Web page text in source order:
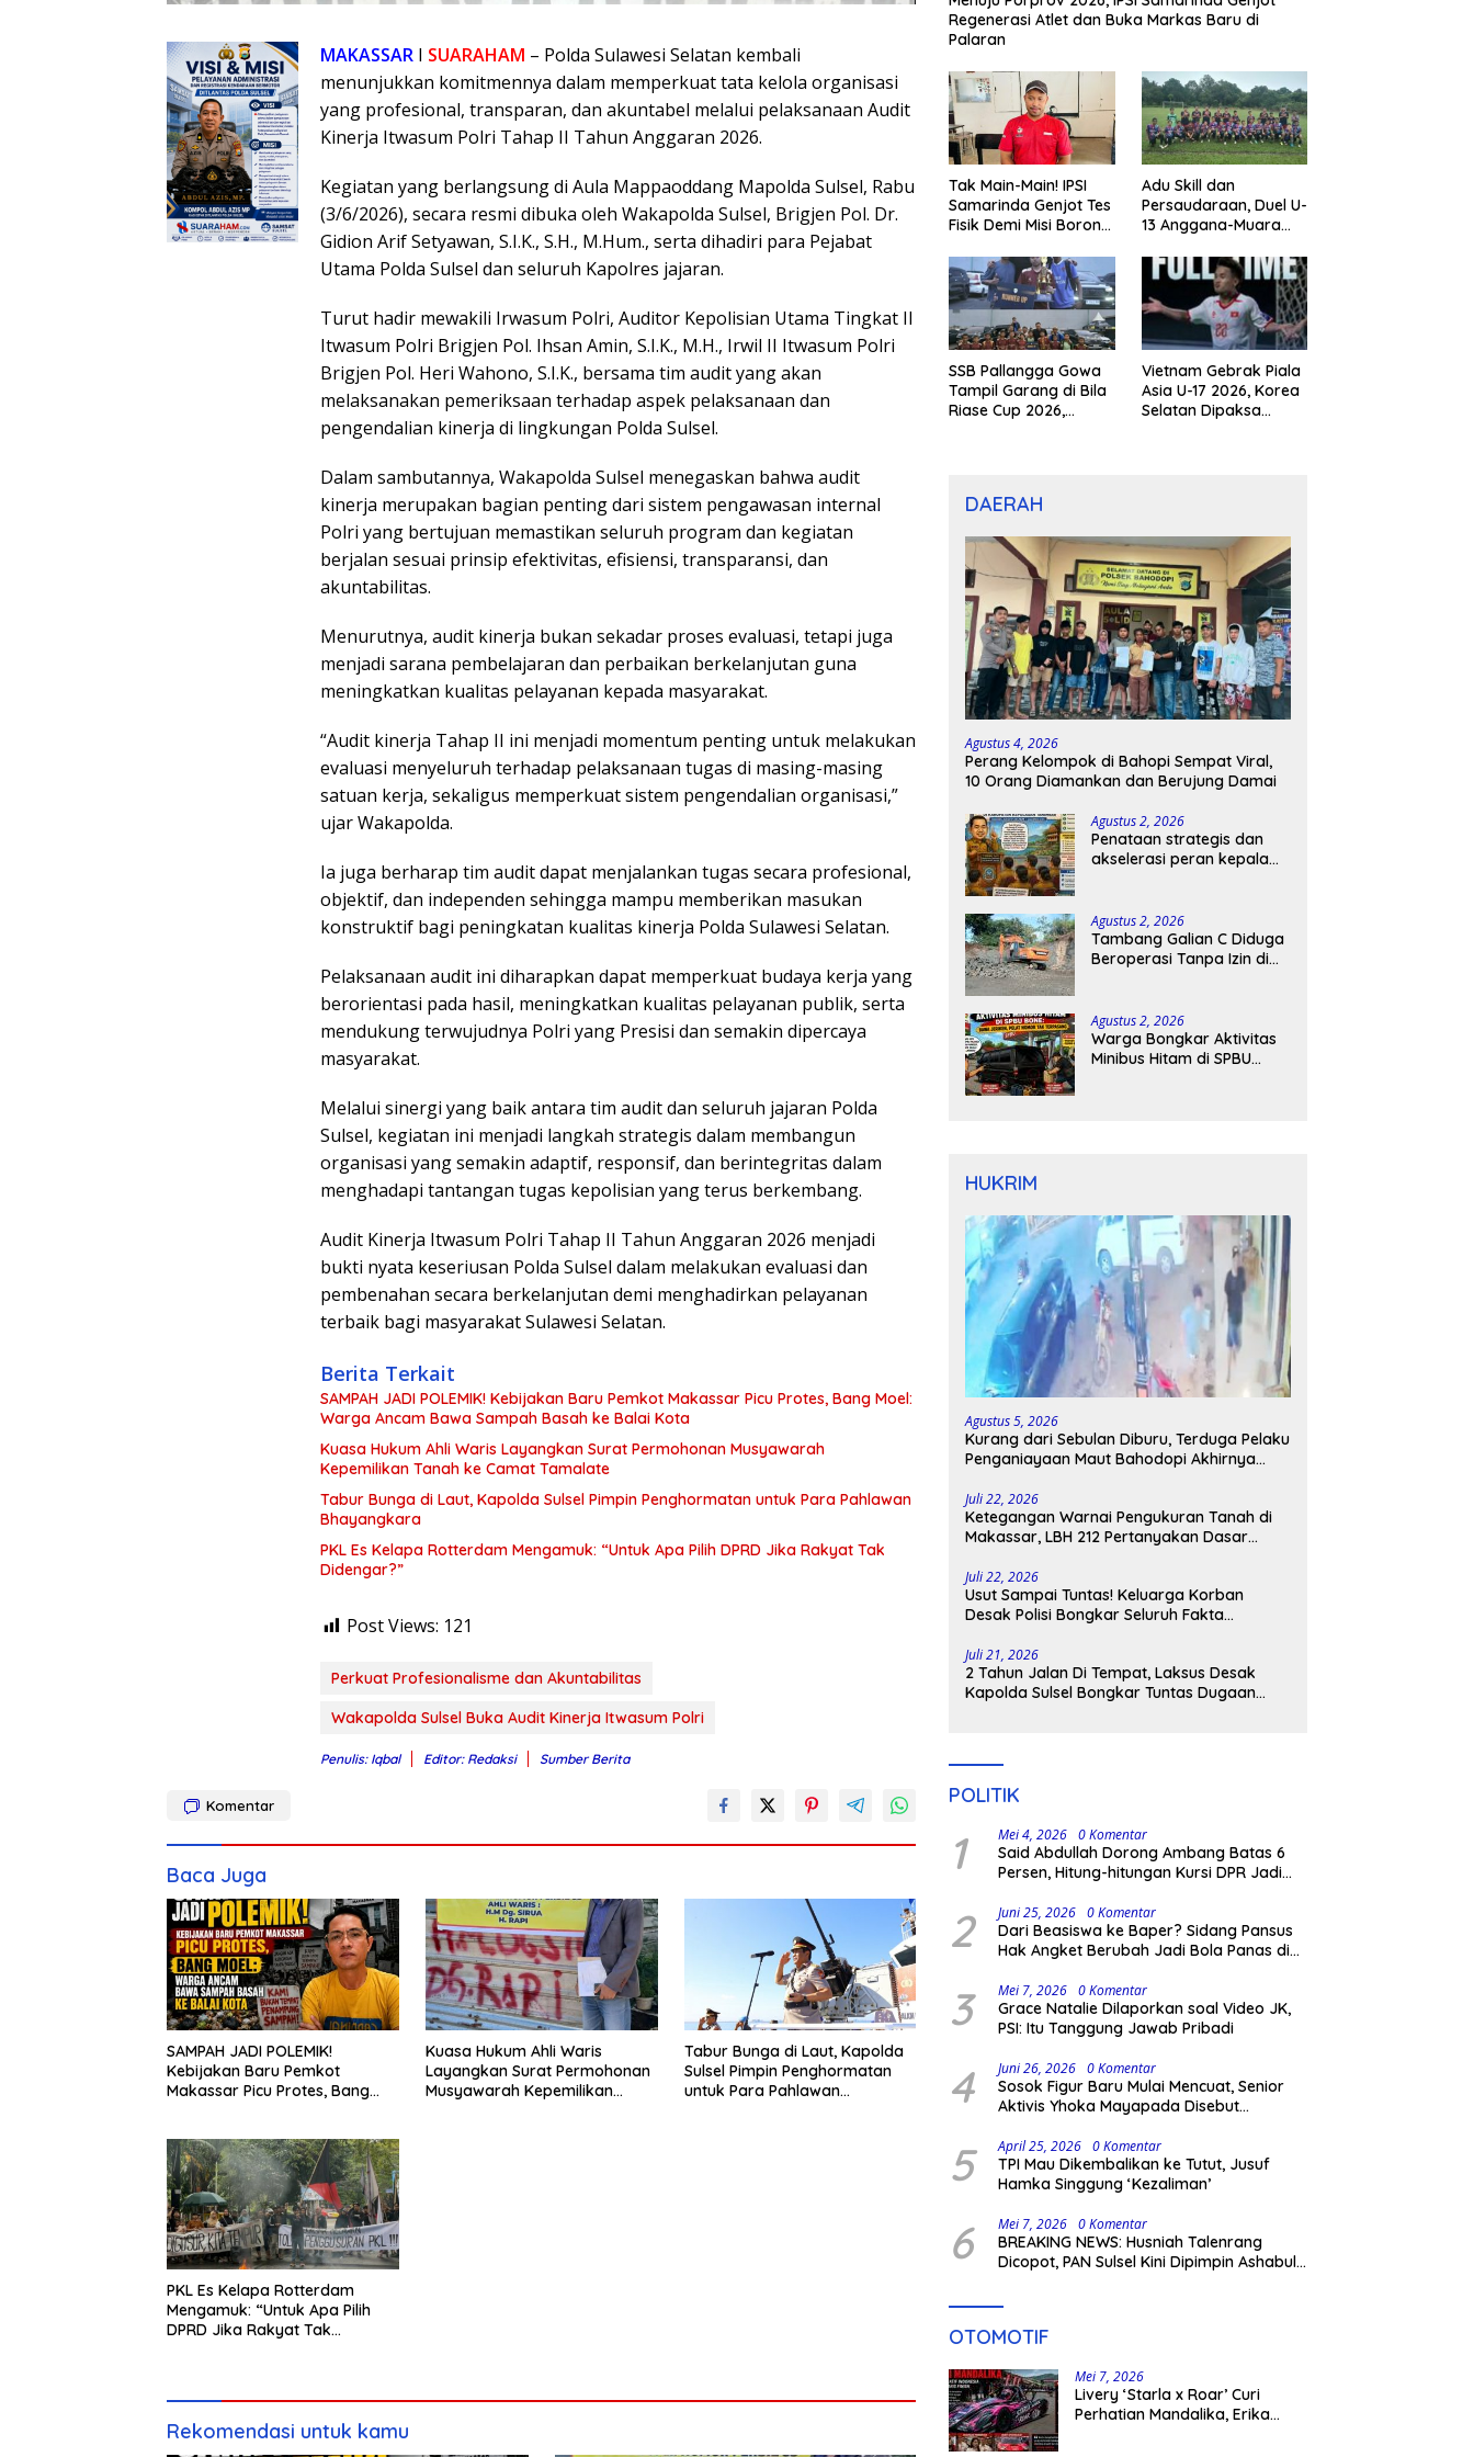
MAKASSAR I SUARAHAM – Polda Sulawesi Selatan kembali
menunjukkan komitmennya dalam memperkuat tata kelola organisasi
yang profesional, transparan, dan akuntabel melalui pelaksanaan Audit
Kinerja Itwasum Polri Tahap II Tahun Anggaran 2026.
Kegiatan yang berlangsung di Aula Mappaoddang Mapolda Sulsel, Rabu
(3/6/2026), secara resmi dibuka oleh Wakapolda Sulsel, Brigjen Pol. Dr.
Gidion Arif Setyawan, S.I.K., S.H., M.Hum., serta dihadiri para Pejabat
Utama Polda Sulsel dan seluruh Kapolres jajaran.
Turut hadir mewakili Irwasum Polri, Auditor Kepolisian Utama Tingkat II
Itwasum Polri Brigjen Pol. Ihsan Amin, S.I.K., M.H., Irwil II Itwasum Polri
Brigjen Pol. Heri Wahono, S.I.K., bersama tim audit yang akan
melaksanakan pemeriksaan terhadap aspek pelaksanaan dan
pengendalian kinerja di lingkungan Polda Sulsel.
Dalam sambutannya, Wakapolda Sulsel menegaskan bahwa audit
kinerja merupakan bagian penting dari sistem pengawasan internal
Polri yang bertujuan memastikan seluruh program dan kegiatan
berjalan sesuai prinsip efektivitas, efisiensi, transparansi, dan
akuntabilitas.
Menurutnya, audit kinerja bukan sekadar proses evaluasi, tetapi juga
menjadi sarana pembelajaran dan perbaikan berkelanjutan guna
meningkatkan kualitas pelayanan kepada masyarakat.
“Audit kinerja Tahap II ini menjadi momentum penting untuk melakukan
evaluasi menyeluruh terhadap pelaksanaan tugas di masing-masing
satuan kerja, sekaligus memperkuat sistem pengendalian organisasi,”
ujar Wakapolda.
Ia juga berharap tim audit dapat menjalankan tugas secara profesional,
objektif, dan independen sehingga mampu memberikan masukan
konstruktif bagi peningkatan kualitas kinerja Polda Sulawesi Selatan.
Pelaksanaan audit ini diharapkan dapat memperkuat budaya kerja yang
berorientasi pada hasil, meningkatkan kualitas pelayanan publik, serta
mendukung terwujudnya Polri yang Presisi dan semakin dipercaya
masyarakat.
Melalui sinergi yang baik antara tim audit dan seluruh jajaran Polda
Sulsel, kegiatan ini menjadi langkah strategis dalam membangun
organisasi yang semakin adaptif, responsif, dan berintegritas dalam
menghadapi tantangan tugas kepolisian yang terus berkembang.
Audit Kinerja Itwasum Polri Tahap II Tahun Anggaran 2026 menjadi
bukti nyata keseriusan Polda Sulsel dalam melakukan evaluasi dan
pembenahan secara berkelanjutan demi menghadirkan pelayanan
terbaik bagi masyarakat Sulawesi Selatan.
Berita Terkait
SAMPAH JADI POLEMIK! Kebijakan Baru Pemkot Makassar Picu Protes, Bang Moel:
Warga Ancam Bawa Sampah Basah ke Balai Kota
Kuasa Hukum Ahli Waris Layangkan Surat Permohonan Musyawarah
Kepemilikan Tanah ke Camat Tamalate
Tabur Bunga di Laut, Kapolda Sulsel Pimpin Penghormatan untuk Para Pahlawan
Bhayangkara
PKL Es Kelapa Rotterdam Mengamuk: “Untuk Apa Pilih DPRD Jika Rakyat Tak
Didengar?”
Post Views: 121
Perkuat Profesionalisme dan Akuntabilitas
Wakapolda Sulsel Buka Audit Kinerja Itwasum Polri
Penulis: Iqbal Editor: Redaksi Sumber Berita
Komentar
Baca Juga
SAMPAH JADI POLEMIK!
Kebijakan Baru Pemkot
Makassar Picu Protes, Bang
Kuasa Hukum Ahli Waris
Layangkan Surat Permohonan
Musyawarah Kepemilikan
Tabur Bunga di Laut, Kapolda
Sulsel Pimpin Penghormatan
untuk Para Pahlawan
PKL Es Kelapa Rotterdam
Mengamuk: “Untuk Apa Pilih
DPRD Jika Rakyat Tak
Rekomendasi untuk kamu
Regenerasi Atlet dan Buka Markas Baru di
Palaran
Tak Main-Main! IPSI
Samarinda Genjot Tes
Fisik Demi Misi Borong
Kaltim 2026
Adu Skill dan
Persaudaraan, Duel U-
13 Anggana-Muara
Meriah
SSB Pallangga Gowa
Tampil Garang di Bila
Riase Cup 2026,
Vietnam Gebrak Piala
Asia U-17 2026, Korea
Selatan Dipaksa
DAERAH
Agustus 4, 2026
Perang Kelompok di Bahopi Sempat Viral,
10 Orang Diamankan dan Berujung Damai
Agustus 2, 2026
Penataan strategis dan
akselerasi peran kepala
Agustus 2, 2026
Tambang Galian C Diduga
Beroperasi Tanpa Izin di
Tangan
Agustus 2, 2026
Warga Bongkar Aktivitas
Minibus Hitam di SPBU
HUKRIM
Agustus 5, 2026
Kurang dari Sebulan Diburu, Terduga Pelaku
Penganiayaan Maut Bahodopi Akhirnya
Juli 22, 2026
Ketegangan Warnai Pengukuran Tanah di
Makassar, LBH 212 Pertanyakan Dasar
Polisi
Juli 22, 2026
Usut Sampai Tuntas! Keluarga Korban
Desak Polisi Bongkar Seluruh Fakta
Juli 21, 2026
2 Tahun Jalan Di Tempat, Laksus Desak
Kapolda Sulsel Bongkar Tuntas Dugaan
POLITIK
1 Mei 4, 2026 0 Komentar
Said Abdullah Dorong Ambang Batas 6
Persen, Hitung-hitungan Kursi DPR Jadi
2 Juni 25, 2026 0 Komentar
Dari Beasiswa ke Baper? Sidang Pansus
Hak Angket Berubah Jadi Bola Panas di
3 Mei 7, 2026 0 Komentar
Grace Natalie Dilaporkan soal Video JK,
PSI: Itu Tanggung Jawab Pribadi
4 Juni 26, 2026 0 Komentar
Sosok Figur Baru Mulai Mencuat, Senior
Aktivis Yhoka Mayapada Disebut
pada Pilkada 2029
5 April 25, 2026 0 Komentar
TPI Mau Dikembalikan ke Tutut, Jusuf
Hamka Singgung ‘Kezaliman’
6 Mei 7, 2026 0 Komentar
BREAKING NEWS: Husniah Talenrang
Dicopot, PAN Sulsel Kini Dipimpin Ashabul
OTOMOTIF
Mei 7, 2026
Livery ‘Starla x Roar’ Curi
Perhatian Mandalika, Erika